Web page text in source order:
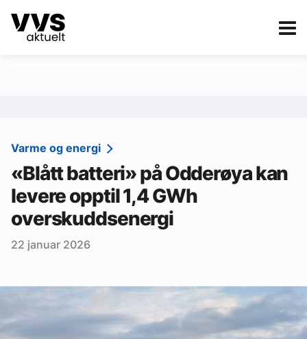
Kategorier
Sanitær
Ventilasjon
Varme og energi
Aktuelle prosjekter
Om VVS Aktuelt
Varme og energi
«Blått batteri» på Odderøya kan
levere opptil 1,4 GWh
overskuddsenergi
22 januar 2026